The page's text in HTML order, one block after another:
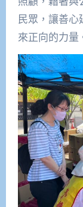
民眾，讓善心
來正向的力量